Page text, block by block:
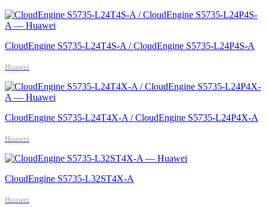
CloudEngine S5735-L24T4S-A / CloudEngine S5735-L24P4S-A
Huawei
CloudEngine S5735-L24T4X-A / CloudEngine S5735-L24P4X-A
Huawei
CloudEngine S5735-L32ST4X-A
Huawei